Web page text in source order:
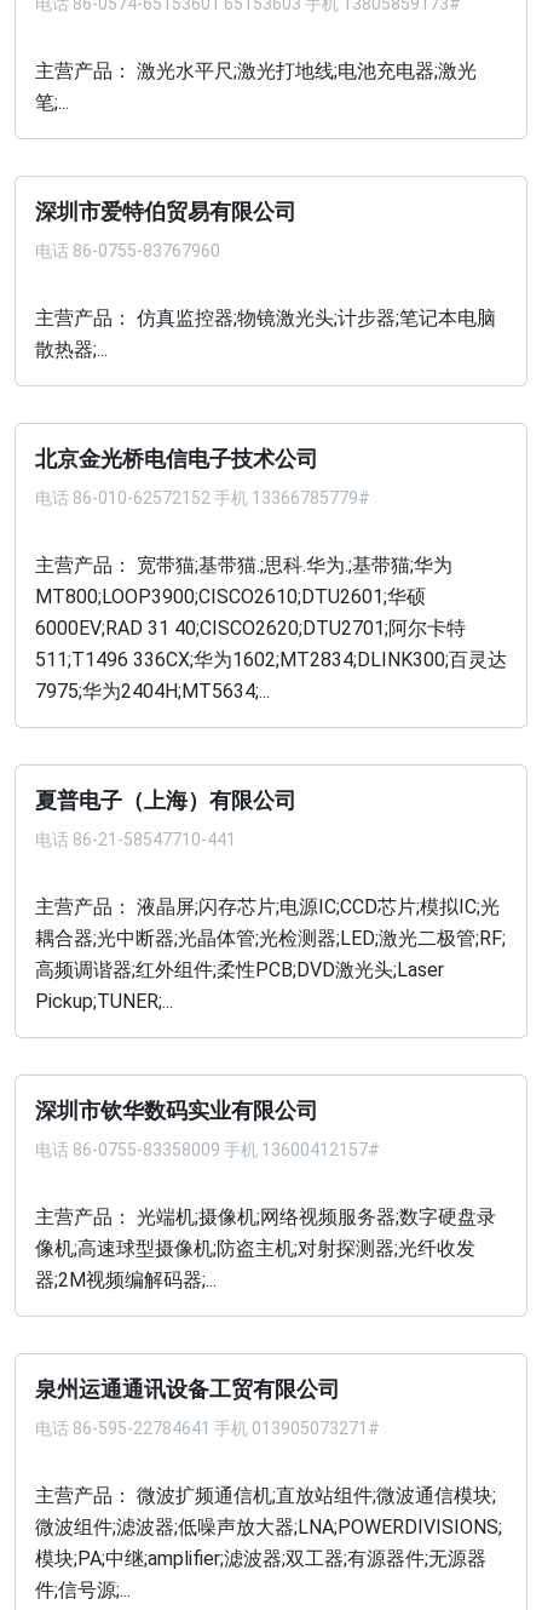
主营产品： 激光水平尺;激光打地线;电池充电器;激光
笔;...
深圳市爱特伯贸易有限公司
电话 86-0755-83767960
主营产品： 仿真监控器;物镜激光头;计步器;笔记本电脑
散热器;...
北京金光桥电信电子技术公司
电话 86-010-62572152 手机 13366785779#
主营产品： 宽带猫;基带猫.;思科.华为.;基带猫;华为
MT800;LOOP3900;CISCO2610;DTU2601;华硕
6000EV;RAD 31 40;CISCO2620;DTU2701;阿尔卡特
511;T1496 336CX;华为1602;MT2834;DLINK300;百灵达
7975;华为2404H;MT5634;...
夏普电子（上海）有限公司
电话 86-21-58547710-441
主营产品： 液晶屏;闪存芯片;电源IC;CCD芯片;模拟IC;光
耦合器;光中断器;光晶体管;光检测器;LED;激光二极管;RF;
高频调谐器;红外组件;柔性PCB;DVD激光头;Laser
Pickup;TUNER;...
深圳市钦华数码实业有限公司
电话 86-0755-83358009 手机 13600412157#
主营产品： 光端机;摄像机;网络视频服务器;数字硬盘录
像机;高速球型摄像机;防盗主机;对射探测器;光纤收发
器;2M视频编解码器;...
泉州运通通讯设备工贸有限公司
电话 86-595-22784641 手机 013905073271#
主营产品： 微波扩频通信机;直放站组件;微波通信模块;
微波组件;滤波器;低噪声放大器;LNA;POWERDIVISIONS;
模块;PA;中继;amplifier;滤波器;双工器;有源器件;无源器
件;信号源;...